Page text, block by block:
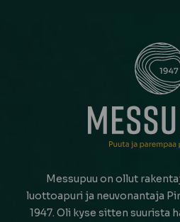
Messupuu on ollut
luottoapuri ja neuvonantaja
1947. Oli kyse sitten suurista